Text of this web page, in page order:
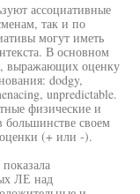
ассоциативные
так и по
могут иметь
В основном
выражающих оценку
dodgy,
unpredictable.
физические и
большинстве своем
(+ или -).
ЛЕ над